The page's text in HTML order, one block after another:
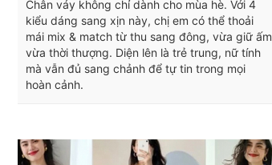
Chân váy không chỉ dành cho mùa hè. Với 4
kiểu dáng sang xịn này, chị em có thể thoải
mái mix & match từ thu sang đông, vừa giữ ấm
vừa thời thượng. Diện lên là trẻ trung, nữ tính
mà vẫn đủ sang chảnh để tự tin trong mọi
hoàn cảnh.